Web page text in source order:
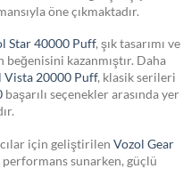
öne çıkmaktadır.
Star 40000 Puff, şık tasarımı ve
beğenisini kazanmıştır. Daha
Vista 20000 Puff, klasik serileri
başarılı seçenekler arasında yer
için geliştirilen Vozol Gear
performans sunarken, güçlü